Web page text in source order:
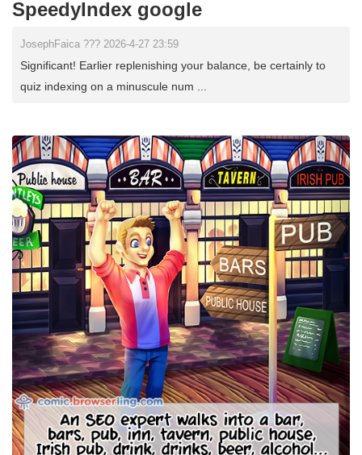
SpeedyIndex google
JosephFaica ??? 2026-4-27 23:59
Significant! Earlier replenishing your balance, be certainly to
quiz indexing on a minuscule num ...